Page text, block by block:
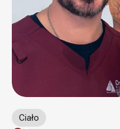
Ciało